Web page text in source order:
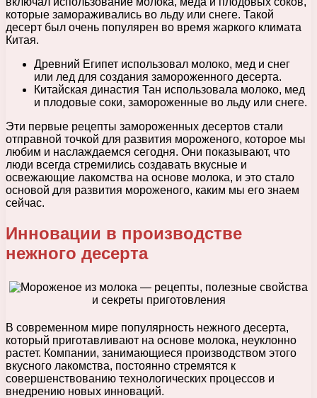
которые замораживались во льду или снеге. Такой
десерт был очень популярен во время жаркого климата
Китая.
Древний Египет использовал молоко, мед и снег
или лед для создания замороженного десерта.
Китайская династия Тан использовала молоко, мед
и плодовые соки, замороженные во льду или снеге.
Эти первые рецепты замороженных десертов стали
отправной точкой для развития мороженого, которое мы
любим и наслаждаемся сегодня. Они показывают, что
люди всегда стремились создавать вкусные и
освежающие лакомства на основе молока, и это стало
основой для развития мороженого, каким мы его знаем
сейчас.
Инновации в производстве
нежного десерта
В современном мире популярность нежного десерта,
который приготавливают на основе молока, неуклонно
растет. Компании, занимающиеся производством этого
вкусного лакомства, постоянно стремятся к
совершенствованию технологических процессов и
внедрению новых инноваций.